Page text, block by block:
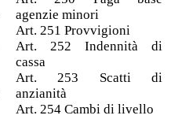
agenzie minori
Art. 251 Provvigioni
Art. 252 Indennità di
cassa
Art. 253 Scatti di
anzianità
Art. 254 Cambi di livello